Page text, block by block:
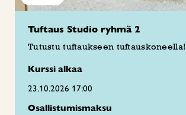
Tuftaus Studio ryhmä 2
Tutustu tuftaukseen tuftauskoneella!
Kurssi alkaa
23.10.2026 17:00
Osallistumismaksu